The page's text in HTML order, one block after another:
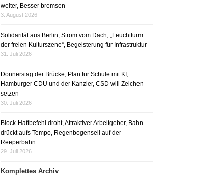
weiter, Besser bremsen
3. August 2026
Solidarität aus Berlin, Strom vom Dach, „Leuchtturm
der freien Kulturszene“, Begeisterung für Infrastruktur
31. Juli 2026
Donnerstag der Brücke, Plan für Schule mit KI,
Hamburger CDU und der Kanzler, CSD will Zeichen
setzen
30. Juli 2026
Block-Haftbefehl droht, Attraktiver Arbeitgeber, Bahn
drückt aufs Tempo, Regenbogenseil auf der
Reeperbahn
29. Juli 2026
Komplettes Archiv